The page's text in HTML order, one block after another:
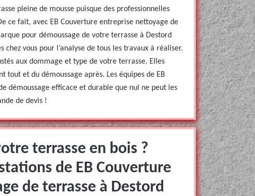
pleine de mousse puisque des professionnelles
ce fait, avec EB Couverture entreprise nettoyage de
pour démoussage de votre terrasse à Destord
chez vous pour l’analyse de tous les travaux à réaliser.
aux dommage et type de votre terrasse. Elles
tout et du démoussage après. Les équipes de EB
démoussage efficace et durable que nul ne peut les
de devis !
terrasse en bois ?
de EB Couverture
de terrasse à Destord